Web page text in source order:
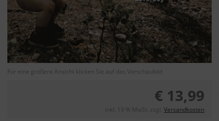
Für eine größere Ansicht klicken Sie auf das Vorschaubild
€ 13,99
inkl. 19 % MwSt. zzgl. Versandkosten